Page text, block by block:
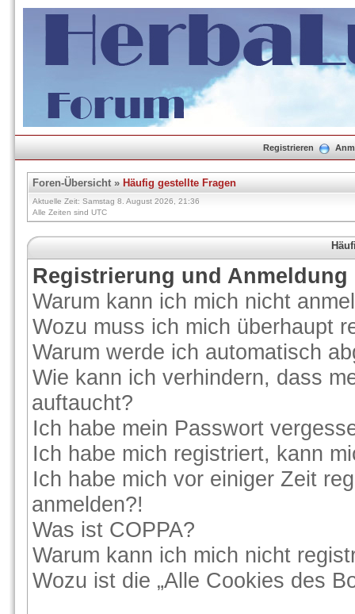
Registrieren
Foren-Übersicht» Häufig gestellte Fragen
Aktuelle Zeit: Samstag 8. August 2026, 21:36
Alle Zeiten sind UTC
Registrierung und Anmeldung
Warum kann ich mich nicht
Wozu muss ich mich überhaupt
Warum werde ich automatisch
Wie kann ich verhindern, dass
auftaucht?
Ich habe mein Passwort
Ich habe mich registriert, kann
Ich habe mich vor einiger Zeit
anmelden?!
Was ist COPPA?
Warum kann ich mich nicht
Wozu ist die „Alle Cookies des